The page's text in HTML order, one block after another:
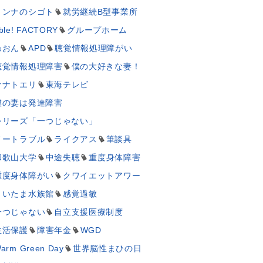
ンナのシゴト
就労継続B型事業所
FACTORY
グループホーム
おん
APD
聴覚情報処理障がい
覚情報処理障害
僕の大好きな妻！
ナトエリ
東海テレビ
の妻は発達障害
リーズ「一つじゃない」
ートラブル
ライクアス
筆談具
歌山大学
中途失聴
重度身体障害
度身体障がい
クワイエットアワー
いたま水族館
感覚過敏
つじゃない
自立支援医療制度
活保護
障害年金
WGD
Green Day
世界脳性まひの日